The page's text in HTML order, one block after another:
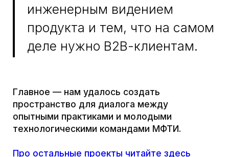
141701, Московская обл.,
+7 (498) 713-92-03
@bs_mipt
События
Новости
Лаборатории